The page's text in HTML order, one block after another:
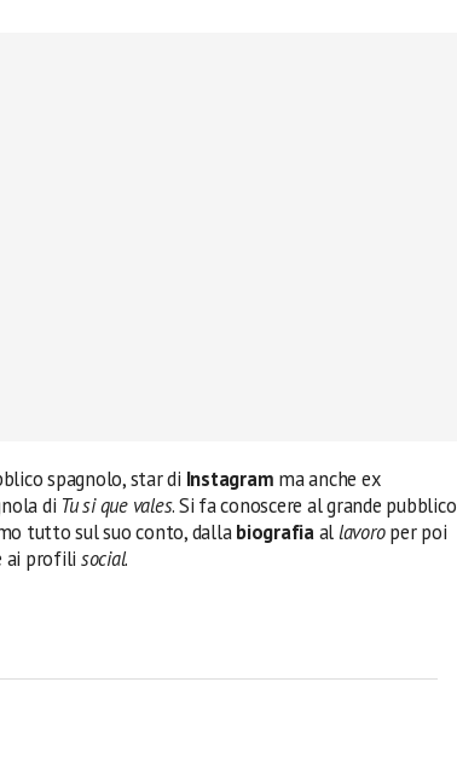
spagnolo, star di Instagram ma anche ex
di Tu si que vales. Si fa conoscere al grande pubblico
tutto sul suo conto, dallabiografiaallavoroper poi
ai profili social.